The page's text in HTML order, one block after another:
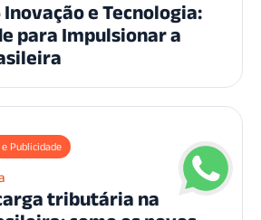
e Tecnologia:
para Impulsionar a
Publicidade
tributária na